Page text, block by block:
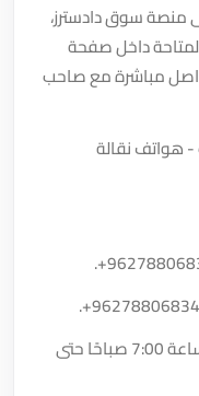
منصة سوق دادسترز،
داخل صفحة
مباشرة مع صاحب
- هواتف نقالة
.
.
أوقات العمل: جميع أيام الأسبوع من الساعة 7:00 صباحًا حتى